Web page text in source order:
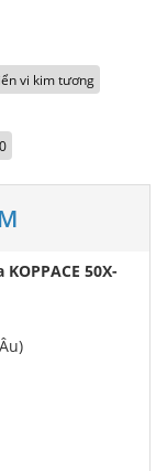
vi kim tương
50X-